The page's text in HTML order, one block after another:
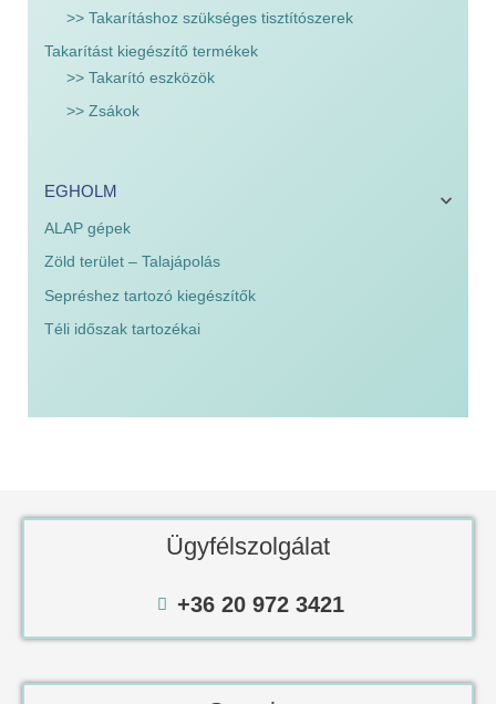
>> Takarításhoz szükséges tisztítószerek
Takarítást kiegészítő termékek
>> Takarító eszközök
>> Zsákok
EGHOLM
ALAP gépek
Zöld terület – Talajápolás
Sepréshez tartozó kiegészítők
Téli időszak tartozékai
Ügyfélszolgálat
+36 20 972 3421